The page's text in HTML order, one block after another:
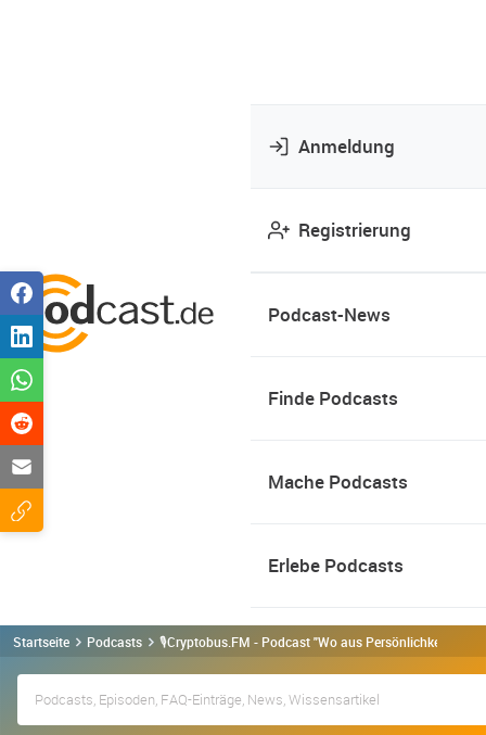
Anmeldung
Registrierung
Podcast-News
Finde Podcasts
Mache Podcasts
Erlebe Podcasts
Startseite Podcasts 🎙Cryptobus.FM - Podcast "Wo aus Persönlichkeit,